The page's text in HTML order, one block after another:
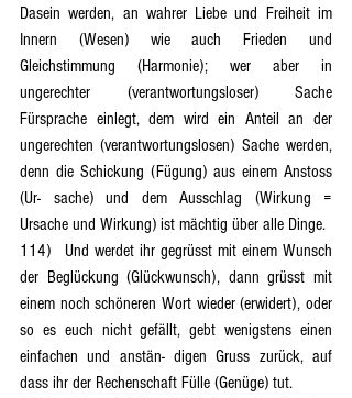
Dasein werden, an wahrer Liebe und Freiheit im
Innern (Wesen) wie auch Frieden und
Gleichstimmung (Harmonie); wer aber in
ungerechter (verantwortungsloser) Sache
Fürsprache einlegt, dem wird ein Anteil an der
ungerechten (verantwortungslosen) Sache werden,
denn die Schickung (Fügung) aus einem Anstoss
(Ur- sache) und dem Ausschlag (Wirkung =
Ursache und Wirkung) ist mächtig über alle Dinge.
114)	Und werdet ihr gegrüsst mit einem Wunsch
der Beglückung (Glückwunsch), dann grüsst mit
einem noch schöneren Wort wieder (erwidert), oder
so es euch nicht gefällt, gebt wenigstens einen
einfachen und anstän- digen Gruss zurück, auf
dass ihr der Rechenschaft Fülle (Genüge) tut.